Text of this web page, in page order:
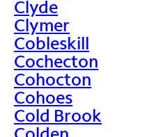
Clyde
Clymer
Cobleskill
Cochecton
Cohocton
Cohoes
Cold Brook